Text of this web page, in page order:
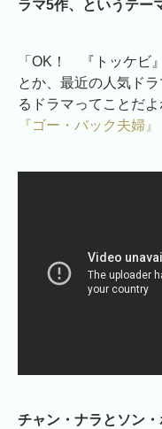
ラマ5作、というテー
「OK！ 『トッケビ
とか、最近の人気ド
るドラマってことだ
『ゴー・バック夫婦』
チャン・ナラとソン